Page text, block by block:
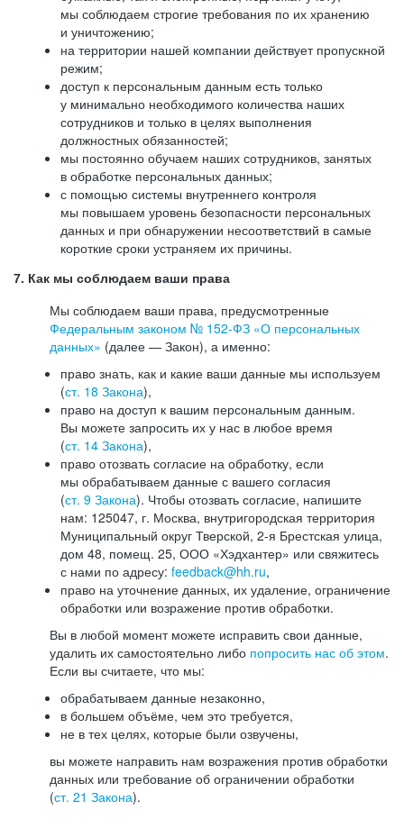
мы соблюдаем строгие требования по их хранению
и уничтожению;
на территории нашей компании действует пропускной
режим;
доступ к персональным данным есть только
у минимально необходимого количества наших
сотрудников и только в целях выполнения
должностных обязанностей;
мы постоянно обучаем наших сотрудников, занятых
в обработке персональных данных;
с помощью системы внутреннего контроля
мы повышаем уровень безопасности персональных
данных и при обнаружении несоответствий в самые
короткие сроки устраняем их причины.
7. Как мы соблюдаем ваши права
Мы соблюдаем ваши права, предусмотренные
Федеральным законом № 152-ФЗ «О персональных
данных» (далее — Закон), а именно:
право знать, как и какие ваши данные мы используем
(ст. 18 Закона),
право на доступ к вашим персональным данным.
Вы можете запросить их у нас в любое время
(ст. 14 Закона),
право отозвать согласие на обработку, если
мы обрабатываем данные с вашего согласия
(ст. 9 Закона). Чтобы отозвать согласие, напишите
нам: 125047, г. Москва, внутригородская территория
Муниципальный округ Тверской, 2-я Брестская улица,
дом 48, помещ. 25, ООО «Хэдхантер» или свяжитесь
с нами по адресу: feedback@hh.ru,
право на уточнение данных, их удаление, ограничение
обработки или возражение против обработки.
Вы в любой момент можете исправить свои данные,
удалить их самостоятельно либо попросить нас об этом.
Если вы считаете, что мы:
обрабатываем данные незаконно,
в большем объёме, чем это требуется,
не в тех целях, которые были озвучены,
вы можете направить нам возражения против обработки
данных или требование об ограничении обработки
(ст. 21 Закона).